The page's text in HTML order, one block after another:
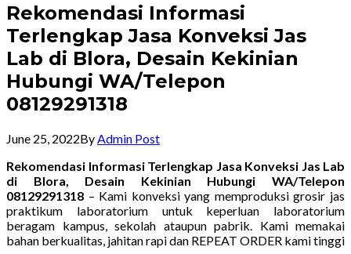
Rekomendasi Informasi
Terlengkap Jasa Konveksi Jas
Lab di Blora, Desain Kekinian
Hubungi WA/Telepon
08129291318
June 25, 2022By Admin Post
Rekomendasi Informasi Terlengkap Jasa Konveksi Jas Lab
di Blora, Desain Kekinian Hubungi WA/Telepon
08129291318 – Kami konveksi yang memproduksi grosir jas
praktikum laboratorium untuk keperluan laboratorium
beragam kampus, sekolah ataupun pabrik. Kami memakai
bahan berkualitas, jahitan rapi dan REPEAT ORDER kami tinggi